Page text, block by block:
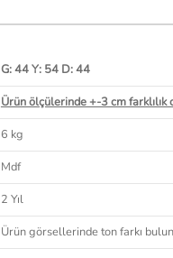
G: 44 Y: 54 D: 44
Ürün ölçülerinde +-3 cm farklılık
6 kg
Mdf
2 Yıl
Ürün görsellerinde ton farkı